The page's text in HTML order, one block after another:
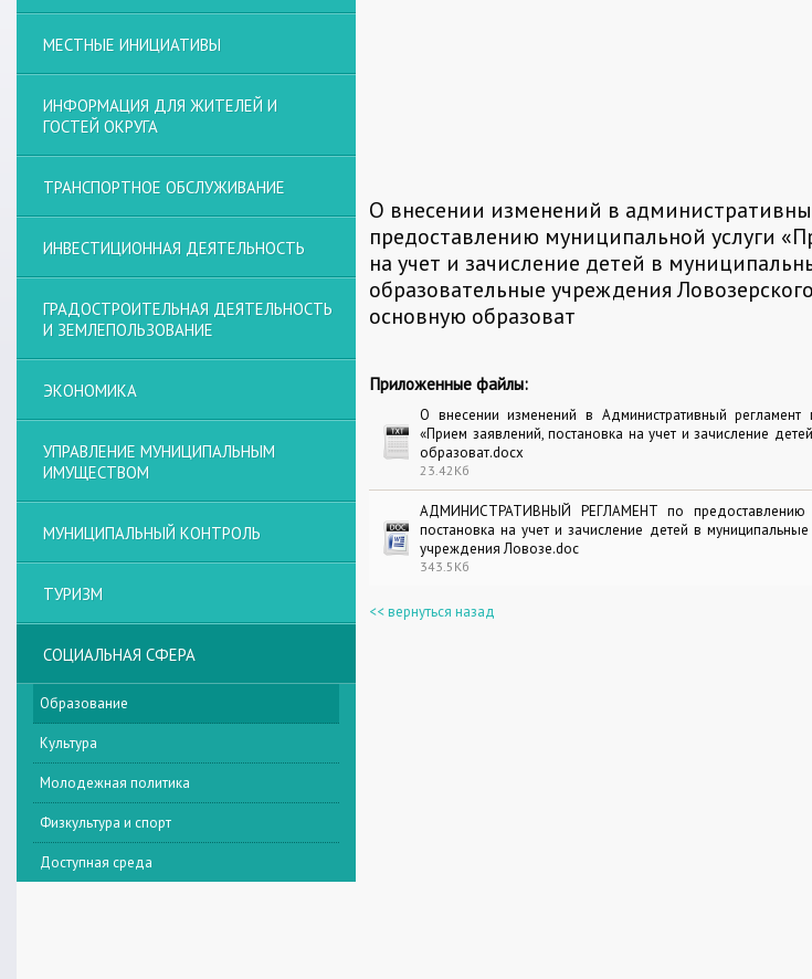
О внесении изменений в
предоставлению муниципальной услуги
на учет и зачисление детей в
образовательные учреждения
основную образоват
Приложенные файлы:
О внесении изменений в Административный регламент
«Прием заявлений, постановка на учет и зачисление
образоват.docx
23.42Кб
АДМИНИСТРАТИВНЫЙ РЕГЛАМЕНТ по предоставлению
постановка на учет и зачисление детей в
учреждения Ловозе.doc
343.5Кб
<< вернуться назад
МЕСТНЫЕ ИНИЦИАТИВЫ
ИНФОРМАЦИЯ ДЛЯ ЖИТЕЛЕЙ И
ГОСТЕЙ ОКРУГА
ТРАНСПОРТНОЕ ОБСЛУЖИВАНИЕ
ИНВЕСТИЦИОННАЯ ДЕЯТЕЛЬНОСТЬ
ГРАДОСТРОИТЕЛЬНАЯ ДЕЯТЕЛЬНОСТЬ
И ЗЕМЛЕПОЛЬЗОВАНИЕ
ЭКОНОМИКА
УПРАВЛЕНИЕ МУНИЦИПАЛЬНЫМ
ИМУЩЕСТВОМ
МУНИЦИПАЛЬНЫЙ КОНТРОЛЬ
ТУРИЗМ
СОЦИАЛЬНАЯ СФЕРА
Образование
Культура
Молодежная политика
Физкультура и спорт
Доступная среда